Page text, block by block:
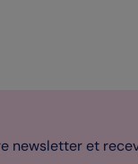
newsletter et